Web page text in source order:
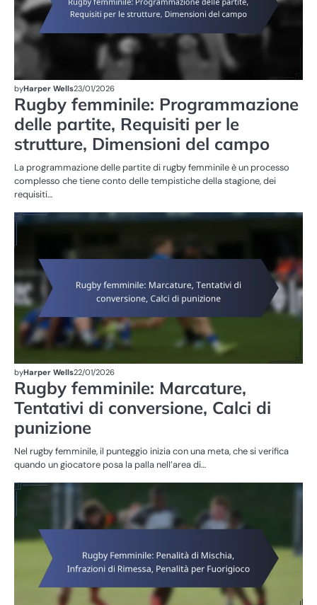
byHarper Wells23/01/2026
Rugby femminile: Programmazione
delle partite, Requisiti per le
strutture, Dimensioni del campo
La programmazione delle partite di rugby femminile è un processo
complesso che tiene conto delle tempistiche della stagione, dei
requisiti…
byHarper Wells22/01/2026
Rugby femminile: Marcature,
Tentativi di conversione, Calci di
punizione
Nel rugby femminile, il punteggio inizia con una meta, che si verifica
quando un giocatore posa la palla nell’area di…